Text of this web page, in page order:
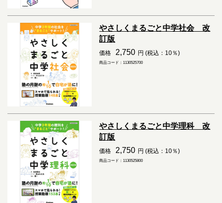
やさしくまるごと中学社会 改
訂版
価格 2,750 円 (税込：10％)
商品コード：1130525700
やさしくまるごと中学理科 改
訂版
価格 2,750 円 (税込：10％)
商品コード：1130525800